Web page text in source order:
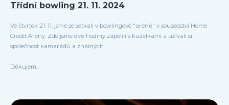
Třídní bowling 21. 11. 2024
Ve čtvrtek 21. 11. jsme se setkali v bowlingové "aréně" v sousedství Home
Credit Arény. Zde jsme dvě hodiny zápolili s kuželkami a užívali si
společnost kamarádů a známých.
Děkujem...